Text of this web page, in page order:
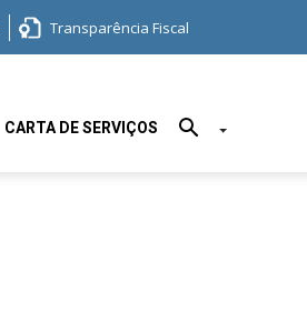
Transparência Fiscal
CARTA DE SERVIÇOS